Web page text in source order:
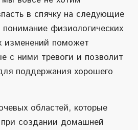
в спячку на следующие
физиологических
изменений поможет
с ними тревоги и позволит
поддержания хорошего
областей, которые
при создании домашней